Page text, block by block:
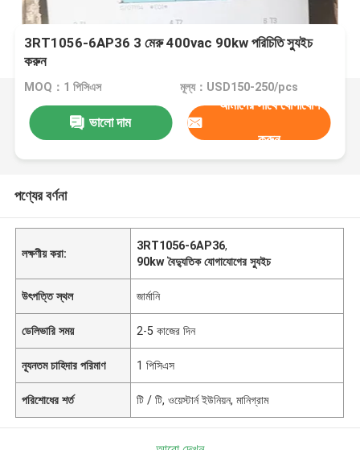
3RT1056-6AP36 3 মেরু 400vac 90kw পরিচিতি স্যুইচ
করুন
MOQ：1 পিসিএস মূল্য：USD150-250/pcs
ভালো দাম
আমাদের সাথে যোগাযোগ
করুন
পণ্যের বর্ণনা
লক্ষণীয় করা:
3RT1056-6AP36,
90kw বৈদ্যুতিক যোগাযোগের স্যুইচ
উৎপত্তি স্থল জার্মানি
ডেলিভারি সময় 2-5 কাজের দিন
ন্যূনতম চাহিদার পরিমাণ 1 পিসিএস
পরিশোধের শর্ত টি / টি, ওয়েস্টার্ন ইউনিয়ন, মানিগ্রাম